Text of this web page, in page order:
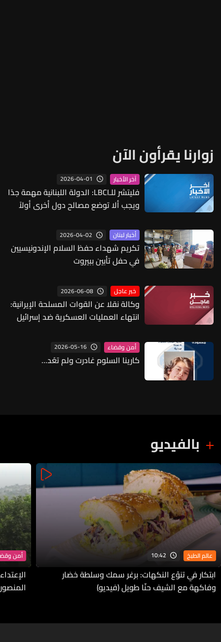
زوارنا يقرأون الآن
آخر الأخبار 2026-04-01
فليتشر للـLBCI: الدولة اللبنانية مهمة جدًا
ويجب ألا توضع مصالح دول أخرى أولاً
اللبنانية أو التحكم بها كما يحصل غالبًا
والوضع لم يتغير منذ أن كنت سفير
بريطانيا في لبنان وقد ذكرت ذلك في
إحدى رسائلي المفتوحة إلى اللبنان
أخبار لبنان 2026-04-02
تكريم شهداء حفظ السلام الإندونيسيين
في حفل تأبين ببيروت
خبر عاجل 2026-06-08
وكالة نقلا عن القوات المسلحة الإيرانية:
انتهاء العمليات العسكرية ضد إسرائيل
هجماتها على لبنان
أمن وقضاء 2026-05-16
كارينا السلوم غادرت ولم تعُد...
بالفيديو
عالم الطبخ 10:42
ابتكار في تنوّع النكهات: برغر سمك وسلطة خضار
وفاكهة مع الشيف حنّا طويل (فيديو)
أمن